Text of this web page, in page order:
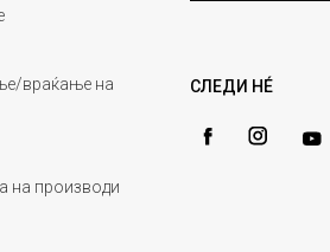
враќање на
на производи
СЛЕДИ НÉ